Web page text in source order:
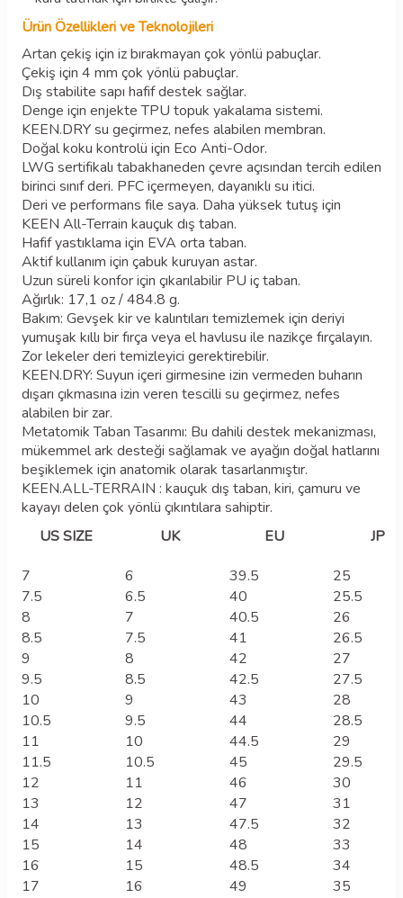
Ürün Özellikleri ve Teknolojileri
Artan çekiş için iz bırakmayan çok yönlü pabuçlar.
Çekiş için 4 mm çok yönlü pabuçlar.
Dış stabilite sapı hafif destek sağlar.
Denge için enjekte TPU topuk yakalama sistemi.
KEEN.DRY su geçirmez, nefes alabilen membran.
Doğal koku kontrolü için Eco Anti-Odor.
LWG sertifikalı tabakhaneden çevre açısından tercih edilen
birinci sınıf deri. PFC içermeyen, dayanıklı su itici.
Deri ve performans file saya. Daha yüksek tutuş için
KEEN All-Terrain kauçuk dış taban.
Hafif yastıklama için EVA orta taban.
Aktif kullanım için çabuk kuruyan astar.
Uzun süreli konfor için çıkarılabilir PU iç taban.
Ağırlık: 17,1 oz / 484.8 g.
Bakım: Gevşek kir ve kalıntıları temizlemek için deriyi
yumuşak kıllı bir fırça veya el havlusu ile nazikçe fırçalayın.
Zor lekeler deri temizleyici gerektirebilir.
KEEN.DRY: Suyun içeri girmesine izin vermeden buharın
dışarı çıkmasına izin veren tescilli su geçirmez, nefes
alabilen bir zar.
Metatomik Taban Tasarımı: Bu dahili destek mekanizması,
mükemmel ark desteği sağlamak ve ayağın doğal hatlarını
beşiklemek için anatomik olarak tasarlanmıştır.
KEEN.ALL-TERRAIN : kauçuk dış taban, kiri, çamuru ve
kayayı delen çok yönlü çıkıntılara sahiptir.
US SIZE
UK EU
JP
7
6 39.5
25
7.5
6.5 40
25.5
8
7 40.5
26
8.5
7.5 41
26.5
9
8 42
27
9.5
8.5 42.5
27.5
10
9 43
28
10.5
9.5 44
28.5
11
10 44.5
29
11.5
10.5 45
29.5
12
11 46
30
13
12 47
31
14
13 47.5
32
15
14 48
33
16
15 48.5
34
17
16 49 35